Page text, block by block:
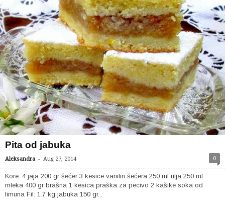
Pita od jabuka
Aleksandra - Aug 27, 2014 0
Kore: 4 jaja 200 gr šećer 3 kesice vanilin šećera 250 ml ulja 250 ml
mleka 400 gr brašna 1 kesica praška za pecivo 2 kašike soka od
limuna Fil: 1.7 kg jabuka 150 gr...